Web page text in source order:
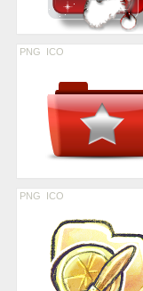
PNG ICO
PNG ICO